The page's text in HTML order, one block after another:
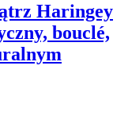
Haringey
bouclé,